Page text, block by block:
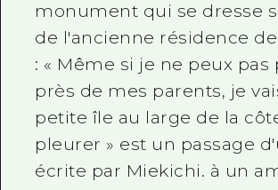
monument qui se dresse
de l'ancienne résidence
: « Même si je ne peux pas
près de mes parents, je
petite île au large de la
pleurer » est un passage
écrite par Miekichi. à un